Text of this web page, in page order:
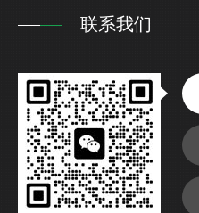
联系我们